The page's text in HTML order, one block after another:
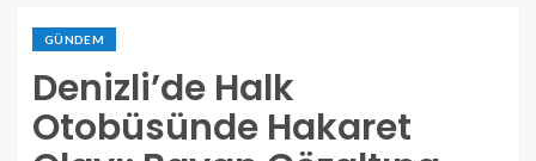
GÜNDEM
Denizli’de Halk
Otobüsünde Hakaret